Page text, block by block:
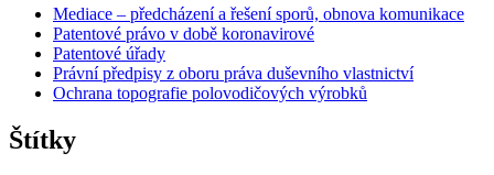
Mediace – předcházení a řešení sporů, obnova komunikace
Patentové právo v době koronavirové
Patentové úřady
Právní předpisy z oboru práva duševního vlastnictví
Ochrana topografie polovodičových výrobků
Štítky